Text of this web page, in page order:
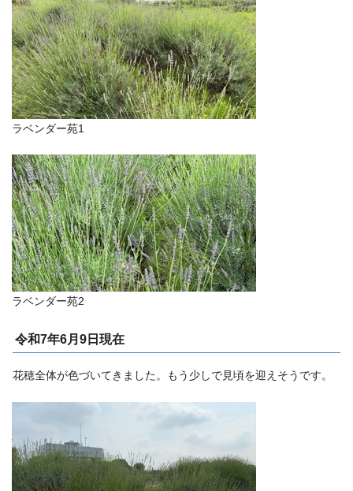
ラベンダー苑1
ラベンダー苑2
令和7年6月9日現在
花穂全体が色づいてきました。もう少しで見頃を迎えそうです。